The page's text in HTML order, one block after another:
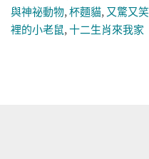
與神祕動物,杯麵貓,又驚又
裡的小老鼠,十二生肖來我家